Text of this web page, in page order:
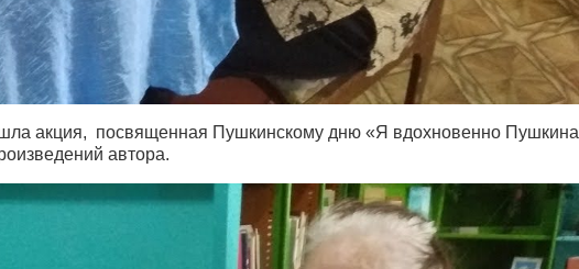
акция, посвященная Пушкинскому дню «Я вдохновенно Пушкина
автора.